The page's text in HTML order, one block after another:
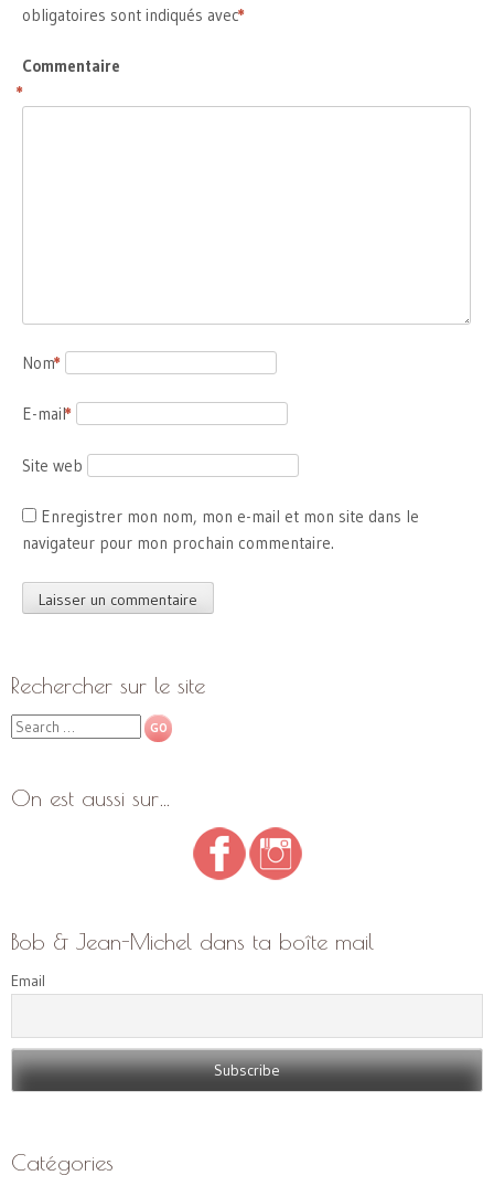
obligatoires sont indiqués avec
*
Commentaire
*
Nom
*
E-mail
*
Site web
Enregistrer mon nom, mon e-mail et mon site dans le
navigateur pour mon prochain commentaire.
Rechercher sur le site
Search
On est aussi sur…
Bob & Jean-Michel dans ta boîte mail
Email
Catégories